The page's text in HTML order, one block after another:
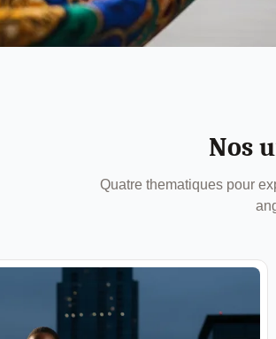
Nos
Quatre thematiques pour